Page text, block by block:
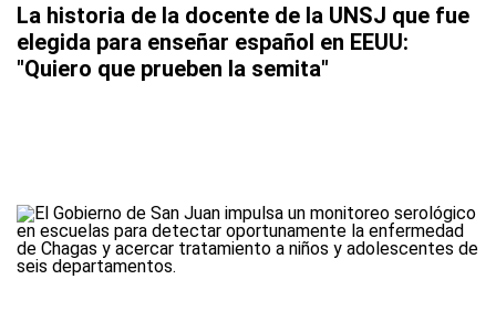
La historia de la docente de la UNSJ que fue
elegida para enseñar español en EEUU:
"Quiero que prueben la semita"